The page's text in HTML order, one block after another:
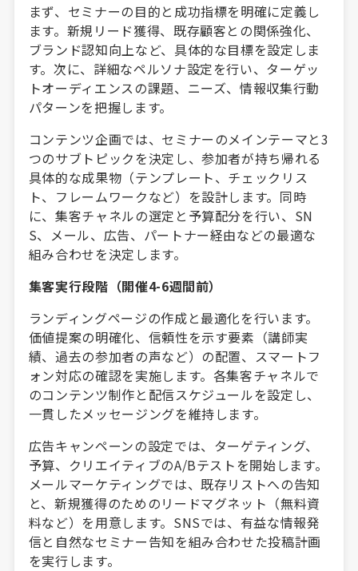
まず、セミナーの目的と成功指標を明確に定義し
ます。新規リード獲得、既存顧客との関係強化、
ブランド認知向上など、具体的な目標を設定しま
す。次に、詳細なペルソナ設定を行い、ターゲッ
トオーディエンスの課題、ニーズ、情報収集行動
パターンを把握します。
コンテンツ企画では、セミナーのメインテーマと3
つのサブトピックを決定し、参加者が持ち帰れる
具体的な成果物（テンプレート、チェックリス
ト、フレームワークなど）を設計します。同時
に、集客チャネルの選定と予算配分を行い、SN
S、メール、広告、パートナー経由などの最適な
組み合わせを決定します。
集客実行段階（開催4-6週間前）
ランディングページの作成と最適化を行います。
価値提案の明確化、信頼性を示す要素（講師実
績、過去の参加者の声など）の配置、スマートフ
ォン対応の確認を実施します。各集客チャネルで
のコンテンツ制作と配信スケジュールを設定し、
一貫したメッセージングを維持します。
広告キャンペーンの設定では、ターゲティング、
予算、クリエイティブのA/Bテストを開始します。
メールマーケティングでは、既存リストへの告知
と、新規獲得のためのリードマグネット（無料資
料など）を用意します。SNSでは、有益な情報発
信と自然なセミナー告知を組み合わせた投稿計画
を実行します。